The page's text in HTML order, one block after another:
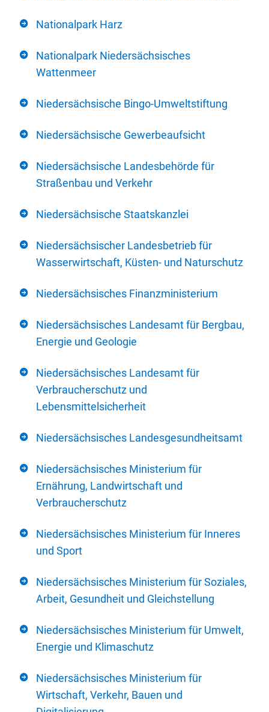
Nationalpark Harz
Nationalpark Niedersächsisches
Wattenmeer
Niedersächsische Bingo-Umweltstiftung
Niedersächsische Gewerbeaufsicht
Niedersächsische Landesbehörde für
Straßenbau und Verkehr
Niedersächsische Staatskanzlei
Niedersächsischer Landesbetrieb für
Wasserwirtschaft, Küsten- und Naturschutz
Niedersächsisches Finanzministerium
Niedersächsisches Landesamt für Bergbau,
Energie und Geologie
Niedersächsisches Landesamt für
Verbraucherschutz und
Lebensmittelsicherheit
Niedersächsisches Landesgesundheitsamt
Niedersächsisches Ministerium für
Ernährung, Landwirtschaft und
Verbraucherschutz
Niedersächsisches Ministerium für Inneres
und Sport
Niedersächsisches Ministerium für Soziales,
Arbeit, Gesundheit und Gleichstellung
Niedersächsisches Ministerium für Umwelt,
Energie und Klimaschutz
Niedersächsisches Ministerium für
Wirtschaft, Verkehr, Bauen und